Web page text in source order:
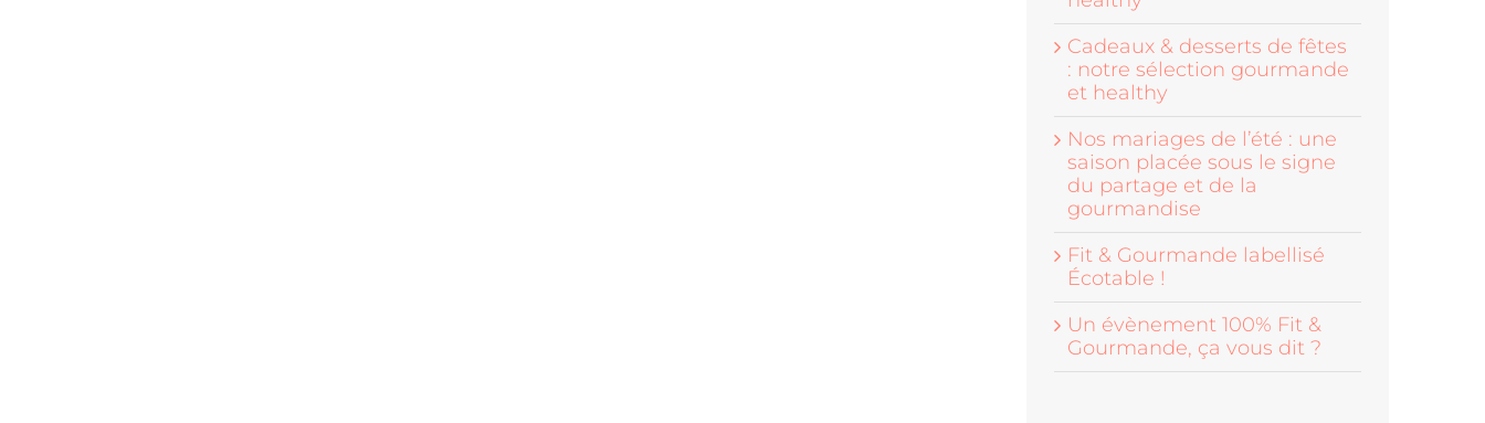
Cadeaux & desserts de fêtes
: notre sélection gourmande
et healthy
Nos mariages de l’été : une
saison placée sous le signe
du partage et de la
gourmandise
Fit & Gourmande labellisé
Écotable !
Un évènement 100% Fit &
Gourmande, ça vous dit ?